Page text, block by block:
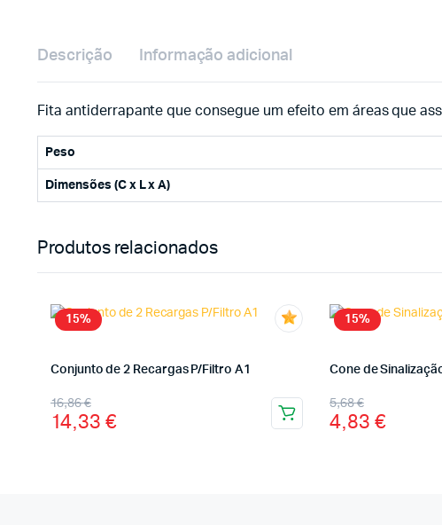
Descrição Informação adicional
Fita antiderrapante que consegue um efeito em áreas que
Peso
Dimensões (C x L x A)
Produtos relacionados
15%
Conjunto de 2 Recargas P/Filtro A1
16,86€
14,33 €
15%
Cone de
5,68€
4,83 €